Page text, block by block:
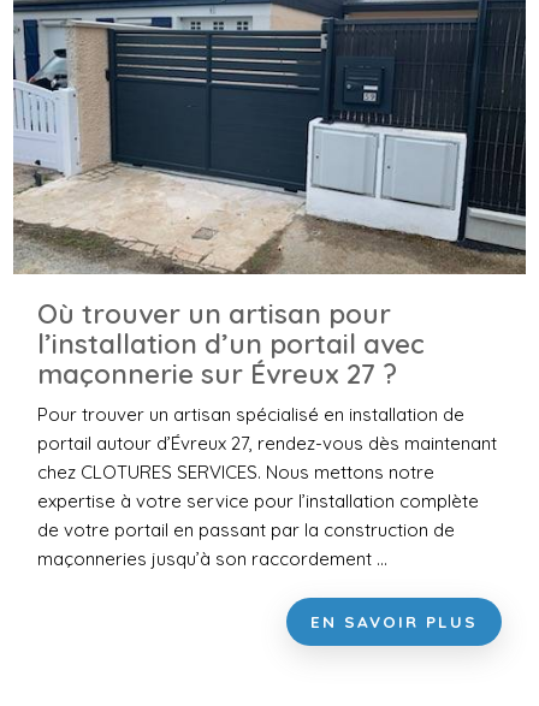
Où trouver un artisan pour
l’installation d’un portail avec
maçonnerie sur Évreux 27 ?
Pour trouver un artisan spécialisé en installation de
portail autour d’Évreux 27, rendez-vous dès maintenant
chez CLOTURES SERVICES. Nous mettons notre
expertise à votre service pour l’installation complète
de votre portail en passant par la construction de
maçonneries jusqu’à son raccordement ...
EN SAVOIR PLUS